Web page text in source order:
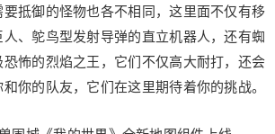
御的怪物也各不相同，这里面不仅有移
、鸵鸟型发射导弹的直立机器人，还有蜘
怖的烈焰之王，它们不仅高大耐打，还会
你的队友，它们在这里期待着你的挑战。